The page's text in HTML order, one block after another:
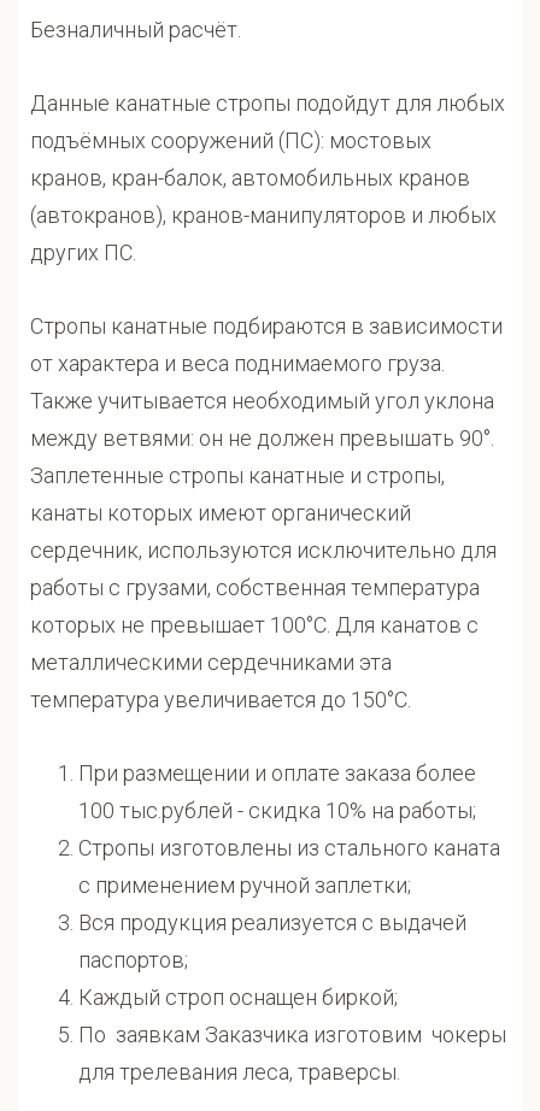
Безналичный расчёт.
Данные канатные стропы подойдут для любых
подъёмных сооружений (ПС): мостовых
кранов, кран-балок, автомобильных кранов
(автокранов), кранов-манипуляторов и любых
других ПС.
Стропы канатные подбираются в зависимости
от характера и веса поднимаемого груза.
Также учитывается необходимый угол уклона
между ветвями: он не должен превышать 90°.
Заплетенные стропы канатные и стропы,
канаты которых имеют органический
сердечник, используются исключительно для
работы с грузами, собственная температура
которых не превышает 100°С. Для канатов с
металлическими сердечниками эта
температура увеличивается до 150°С.
При размещении и оплате заказа более
100 тыс.рублей - скидка 10% на работы;
Стропы изготовлены из стального каната
с применением ручной заплетки;
Вся продукция реализуется с выдачей
паспортов;
Каждый строп оснащен биркой;
По заявкам Заказчика изготовим чокеры
для трелевания леса, траверсы.